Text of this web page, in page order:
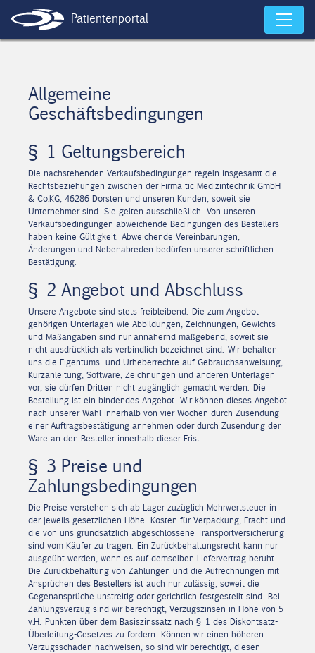
Patientenportal
Allgemeine
Geschäftsbedingungen
§ 1 Geltungsbereich
Die nachstehenden Verkaufsbedingungen regeln insgesamt die
Rechtsbeziehungen zwischen der Firma tic Medizintechnik GmbH
& Co.KG, 46286 Dorsten und unseren Kunden, soweit sie
Unternehmer sind. Sie gelten ausschließlich. Von unseren
Verkaufsbedingungen abweichende Bedingungen des Bestellers
haben keine Gültigkeit. Abweichende Vereinbarungen,
Änderungen und Nebenabreden bedürfen unserer schriftlichen
Bestätigung.
§ 2 Angebot und Abschluss
Unsere Angebote sind stets freibleibend. Die zum Angebot
gehörigen Unterlagen wie Abbildungen, Zeichnungen, Gewichts-
und Maßangaben sind nur annähernd maßgebend, soweit sie
nicht ausdrücklich als verbindlich bezeichnet sind. Wir behalten
uns die Eigentums- und Urheberrechte auf Gebrauchsanweisung,
Kurzanleitung, Software, Zeichnungen und anderen Unterlagen
vor, sie dürfen Dritten nicht zugänglich gemacht werden. Die
Bestellung ist ein bindendes Angebot. Wir können dieses Angebot
nach unserer Wahl innerhalb von vier Wochen durch Zusendung
einer Auftragsbestätigung annehmen oder durch Zusendung der
Ware an den Besteller innerhalb dieser Frist.
§ 3 Preise und
Zahlungsbedingungen
Die Preise verstehen sich ab Lager zuzüglich Mehrwertsteuer in
der jeweils gesetzlichen Höhe. Kosten für Verpackung, Fracht und
die von uns grundsätzlich abgeschlossene Transportversicherung
sind vom Käufer zu tragen. Ein Zurückbehaltungsrecht kann nur
ausgeübt werden, wenn es auf demselben Liefervertrag beruht.
Die Zurückbehaltung von Zahlungen und die Aufrechnungen mit
Ansprüchen des Bestellers ist auch nur zulässig, soweit die
Gegenansprüche unstreitig oder gerichtlich festgestellt sind. Bei
Zahlungsverzug sind wir berechtigt, Verzugszinsen in Höhe von 5
v.H. Punkten über dem Basiszinssatz nach § 1 des Diskontsatz-
Überleitung-Gesetzes zu fordern. Können wir einen höheren
Verzugsschaden nachweisen, so sind wir berechtigt, diesen